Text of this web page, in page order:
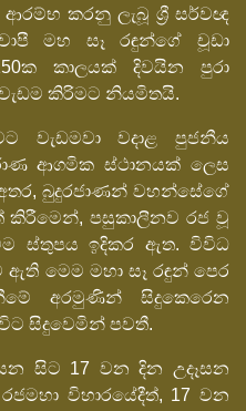
කරනු ලැබූ ශ්‍රී සර්වඥ
මහ සෑ රඳුන්ගේ චූඩා
කාලයක් දිවයින පුරා
කිරිමට නියමිතයි.
වැඩමවා වදාළ පුජනීය
ආගමික ස්ථානයක් ලෙස
බුදුරජාණන් වහන්සේගේ
කිරීමෙන්, පසුකාලීනව රජ වූ
ස්තුපය ඉදිකර ඇත. විවිධ
මෙම මහා සෑ රඳුන් පෙර
අරමුණින් සිදුකෙරෙන
සිදුවෙමින් පවතී.
සිට 17 වන දින උදෑසන
විහාරයේදීත්, 17 වන